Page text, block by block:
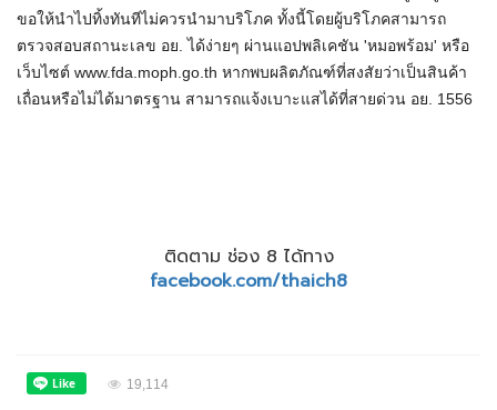
ขอให้นำไปทิ้งทันทีไม่ควรนำมาบริโภค ทั้งนี้โดยผู้บริโภคสามารถ
ตรวจสอบสถานะเลข อย. ได้ง่ายๆ ผ่านแอปพลิเคชัน 'หมอพร้อม' หรือ
เว็บไซต์ www.fda.moph.go.th หากพบผลิตภัณฑ์ที่สงสัยว่าเป็นสินค้า
เถื่อนหรือไม่ได้มาตรฐาน สามารถแจ้งเบาะแสได้ที่สายด่วน อย. 1556
ติดตาม ช่อง 8 ได้ทาง
facebook.com/thaich8
19,114